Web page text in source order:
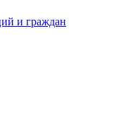
и граждан